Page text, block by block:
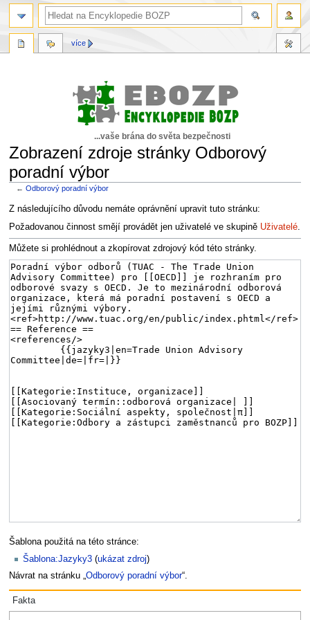
...vaše brána do světa bezpečnosti
Zobrazení zdroje stránky Odborový
poradní výbor
←Odborový poradní výbor
Skočit
na
Skočit
na
Z následujícího důvodu nemáte oprávnění upravit tuto stránku:
Požadovanou činnost smějí provádět jen uživatelé ve skupině Uživatelé.
Můžete si prohlédnout a zkopírovat zdrojový kód této stránky.
Šablona použitá na této stránce:
Šablona:Jazyky3 (ukázat zdroj)
Návrat na stránku „Odborový poradní výbor“.
Fakta
více